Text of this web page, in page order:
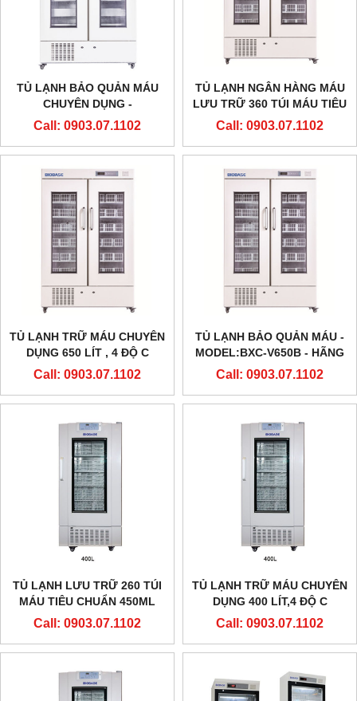
TỦ LẠNH BẢO QUẢN MÁU
CHUYÊN DỤNG -
MODEL:BXC-V1000B - HÃNG
Call: 0903.07.1102
TỦ LẠNH NGÂN HÀNG MÁU
LƯU TRỮ 360 TÚI MÁU TIÊU
CHUẨN 450ML
Call: 0903.07.1102
TỦ LẠNH TRỮ MÁU CHUYÊN
DỤNG 650 LÍT , 4 ĐỘ C
Call: 0903.07.1102
TỦ LẠNH BẢO QUẢN MÁU -
MODEL:BXC-V650B - HÃNG
BIOBASE
Call: 0903.07.1102
TỦ LẠNH LƯU TRỮ 260 TÚI
MÁU TIÊU CHUẨN 450ML
Call: 0903.07.1102
TỦ LẠNH TRỮ MÁU CHUYÊN
DỤNG 400 LÍT,4 ĐỘ C
Call: 0903.07.1102